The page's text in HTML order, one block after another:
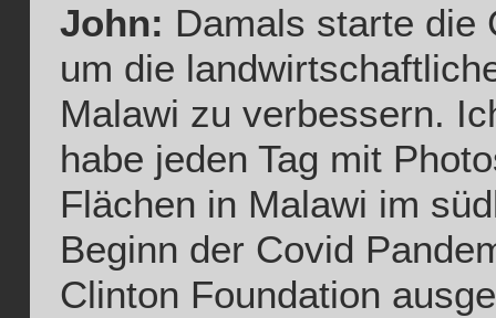
John: Damals starte die
um die
Malawi zu verbessern.
habe jeden Tag mit
Flächen in Malawi im
Beginn der Covid
Clinton Foundation